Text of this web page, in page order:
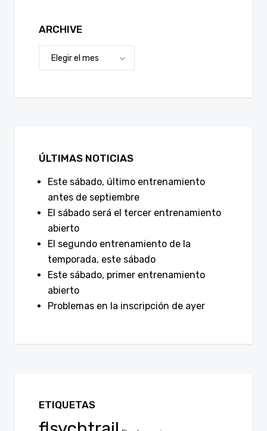
ARCHIVE
ÚLTIMAS NOTICIAS
Este sábado, último entrenamiento
antes de septiembre
El sábado será el tercer entrenamiento
abierto
El segundo entrenamiento de la
temporada, este sábado
Este sábado, primer entrenamiento
abierto
Problemas en la inscripción de ayer
ETIQUETAS